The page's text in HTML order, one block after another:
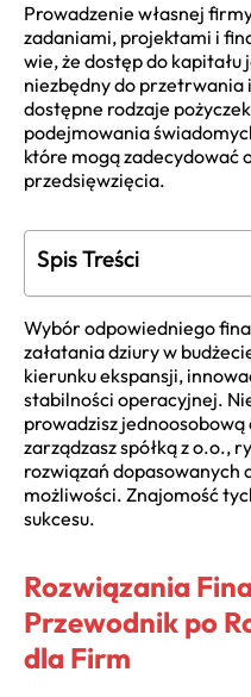
Prowadzenie własnej
zadaniami, projektami i
wie, że dostęp do
niezbędny do przetrwania
dostępne rodzaje
podejmowania
które mogą zadecydować
przedsięwzięcia.
Spis Treści
Wybór odpowiedniego
załatania dziury w
kierunku ekspansji,
stabilności operacyjnej.
prowadzisz jednoosobową
zarządzasz spółką z o.o.,
rozwiązań dopasowanych
możliwości. Znajomość
sukcesu.
Rozwiązania
Przewodnik po
dla Firm